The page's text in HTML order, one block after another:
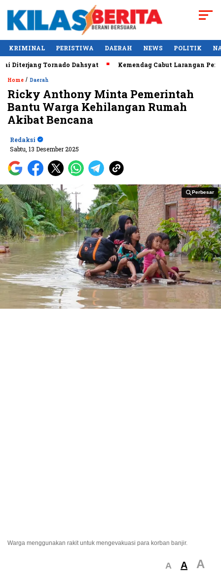
KRIMINAL PERISTIWA DAERAH NEWS POLITIK
Tornado Dahsyat Kemendag Cabut Larangan
Home / Daerah
Ricky Anthony Minta Pemerintah
Bantu Warga Kehilangan Rumah
Akibat Bencana
Redaksi
Sabtu, 13 Desember 2025
Perbesar
Perbesar
Warga menggunakan rakit untuk mengevakuasi para korban banjir.
A A A